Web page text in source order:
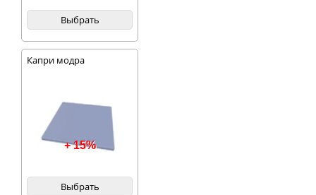
Выбрать
Капри модра
+ 15%
Выбрать